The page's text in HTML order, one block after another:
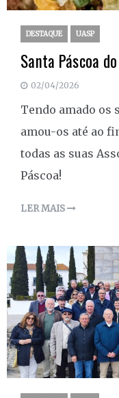
DESTAQUE UASP
Santa Páscoa
02/04/2026
Tendo amado os
amou-os até ao
todas as suas
Páscoa!
LER MAIS